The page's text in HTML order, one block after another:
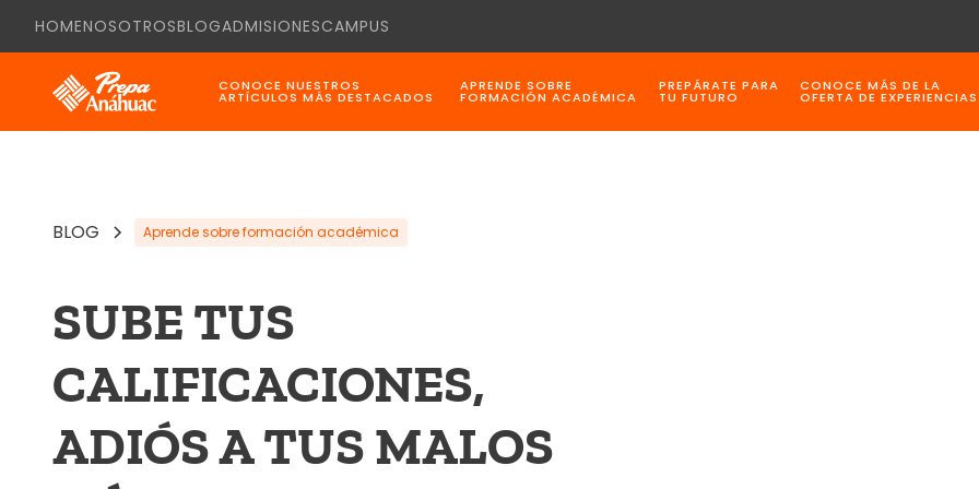
HOMENOSOTROSBLOGADMISIONESCAMPUS
CONOCE NUESTROS
ARTÍCULOS MÁS DESTACADOS
APRENDE SOBRE
FORMACIÓN ACADÉMICA
PREPÁRATE PARA
TU FUTURO
CONOCE MÁS DE LA
OFERTA DE EXPERIENCIAS
BLOG Aprende sobre formación académica
SUBE TUS
CALIFICACIONES,
ADIÓS A TUS MALOS